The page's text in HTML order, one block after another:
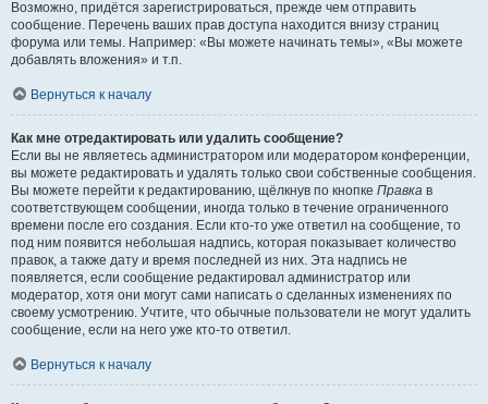
Возможно, придётся зарегистрироваться, прежде чем отправить
сообщение. Перечень ваших прав доступа находится внизу страниц
форума или темы. Например: «Вы можете начинать темы», «Вы можете
добавлять вложения» и т.п.
Вернуться к началу
Как мне отредактировать или удалить сообщение?
Если вы не являетесь администратором или модератором конференции,
вы можете редактировать и удалять только свои собственные сообщения.
Вы можете перейти к редактированию, щёлкнув по кнопке Правка в
соответствующем сообщении, иногда только в течение ограниченного
времени после его создания. Если кто-то уже ответил на сообщение, то
под ним появится небольшая надпись, которая показывает количество
правок, а также дату и время последней из них. Эта надпись не
появляется, если сообщение редактировал администратор или
модератор, хотя они могут сами написать о сделанных изменениях по
своему усмотрению. Учтите, что обычные пользователи не могут удалить
сообщение, если на него уже кто-то ответил.
Вернуться к началу